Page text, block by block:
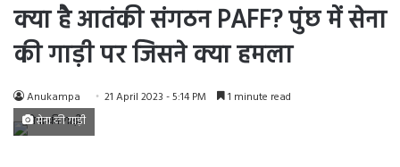
क्या है आतंकी संगठन PAFF? पुंछ में सेना
की गाड़ी पर जिसने क्या हमला
Anukampa 21 April 2023 - 5:14 PM 1 minute read
सेना की गाड़ी